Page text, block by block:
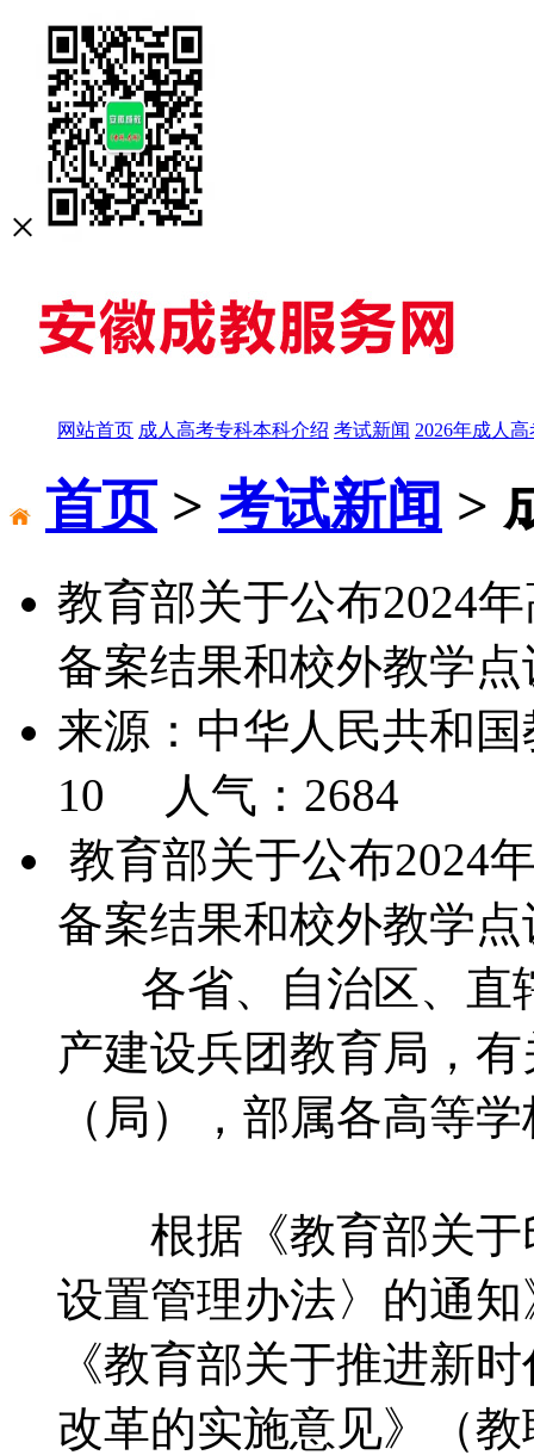
×
网站首页 成人高考专科本科介绍 考试新闻 2026年成人
首页> 考试新闻 >
教育部关于公布2024
备案结果和校外教学
来源：中华人民共和
10 人气： 2684
教育部关于公布2024
备案结果和校外教学
各省、自治区、直
产建设兵团教育局，
（局），部属各高等
根据《教育部关于
设置管理办法〉的通
《教育部关于推进新
改革的实施意见》（